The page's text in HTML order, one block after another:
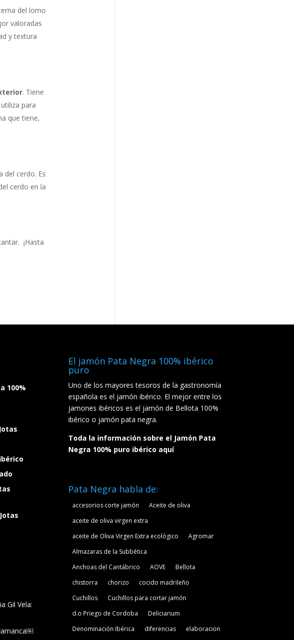
del lomo
valoradas
y textura
. Tiene
para
que tiene,
del cerdo. Es
cerdo en la
¡Hasta
100%
Gil Vela:
El jamón Pata Negra 100% ibérico
puro
Uno de los mayores tesoros de la gastronomía
española es el jamón ibérico. El mejor entre los
jamones ibéricos es el jamón de Bellota 100%
ibérico o jamón pata negra.
Toda la información sobre el Jamón Pata
Negra 100% puro ibérico aquí
Pata Negra habla de:
accesorios corte jamón
Aceite de oliva
aceite de oliva virgen extra
aceite de Oliva Virgen Extra ecológico
Agromar
Almazaras de la Subbética
Anchoas del Cantábrico
AOVE
Bellota
chistorra
chorizo
cocido madrileño
Cuchillos
Cuchillos para cortar jamón
d.o Priego de Cordoba
Deliciarium
Denominación Ibérica
diferencias elaboracion